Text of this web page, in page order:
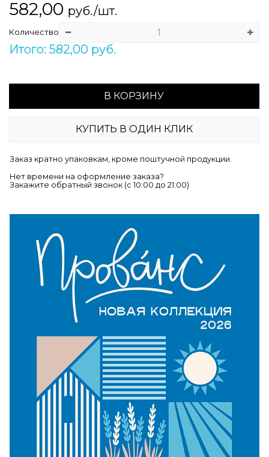
582,00 руб./шт.
Количество
Итого: 582,00 руб.
В КОРЗИНУ
КУПИТЬ В ОДИН КЛИК
Заказ кратно упаковкам, кроме поштучной продукции.
Нет времени на оформление заказа?
Закажите обратный звонок (c 10:00 до 21:00)